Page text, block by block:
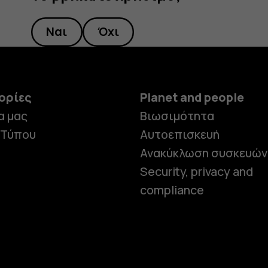
Ναι Όχι
μας
Planet and people
Βιωσιμότητα
Αυτοεπισκευή
Ανακύκλωση συσκευών
Security, privacy and
compliance